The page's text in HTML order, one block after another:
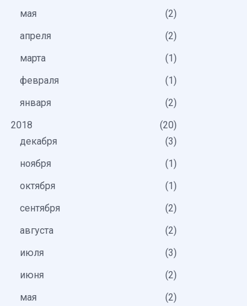
мая
2
апреля
2
марта
1
февраля
1
января
2
2018
20
декабря
3
ноября
1
октября
1
сентября
2
августа
2
июля
3
июня
2
мая
2